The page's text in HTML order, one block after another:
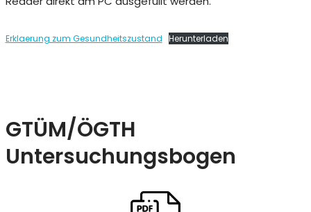
Erklaerung zum Gesundheitszustand Herunterladen
GTÜM/ÖGTH
Untersuchungsbogen